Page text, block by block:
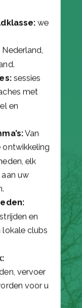
we
sessies
met
en
Van
elk
uw
en
clubs
vervoer
voor u